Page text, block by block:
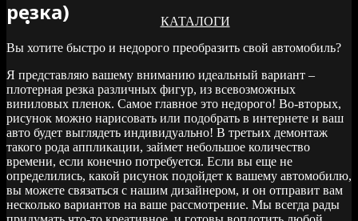
КАТАЛОГИ
резка)
Вы хотите быстро и недорого преобразить свой автомобиль?
Я представляю вашему вниманию идеальный вариант –
плотерная резка различных фигур, из всевозможных
виниловых пленок. Самое главное это недорого! Во-вторых,
рисунок можно нарисовать или подобрать в интернете и ваш
авто будет выглядеть индивидуально! В третьих демонтаж
такого рода аппликации, займет небольшое количество
времени, если конечно потребуется. Если вы еще не
определились, какой рисунок подойдет к вашему автомобилю,
вы можете связаться с нашим дизайнером, и он отправит вам
несколько вариантов на ваше рассмотрение. Мы всегда рады